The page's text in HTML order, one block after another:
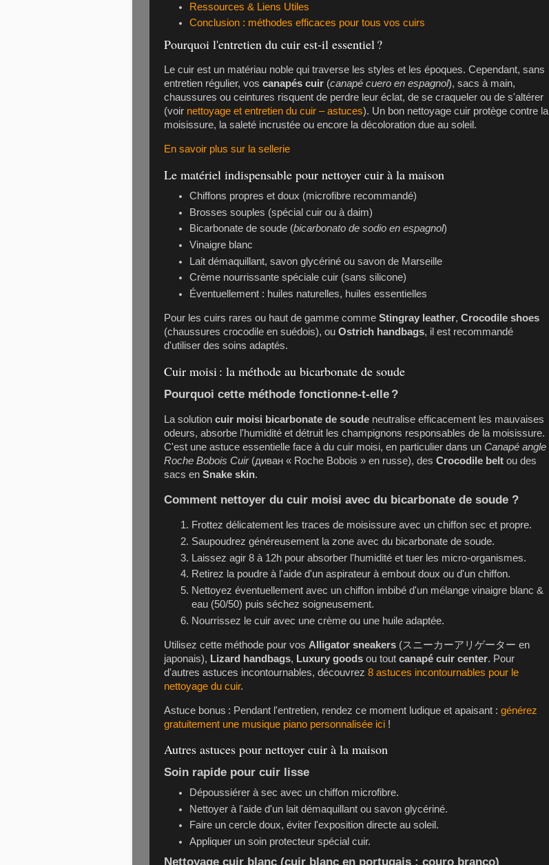
Ressources & Liens Utiles
Conclusion : méthodes efficaces pour tous vos cuirs
Pourquoi l'entretien du cuir est-il essentiel ?
Le cuir est un matériau noble qui traverse les styles et les époques. Cependant, sans
entretien régulier, vos canapés cuir (canapé cuero en espagnol), sacs à main,
chaussures ou ceintures risquent de perdre leur éclat, de se craqueler ou de s'altérer
(voir nettoyage et entretien du cuir – astuces). Un bon nettoyage cuir protège contre la
moisissure, la saleté incrustée ou encore la décoloration due au soleil.
En savoir plus sur la sellerie
Le matériel indispensable pour nettoyer cuir à la maison
Chiffons propres et doux (microfibre recommandé)
Brosses souples (spécial cuir ou à daim)
Bicarbonate de soude (bicarbonato de sodio en espagnol)
Vinaigre blanc
Lait démaquillant, savon glycériné ou savon de Marseille
Crème nourrissante spéciale cuir (sans silicone)
Éventuellement : huiles naturelles, huiles essentielles
Pour les cuirs rares ou haut de gamme comme Stingray leather, Crocodile shoes
(chaussures crocodile en suédois), ou Ostrich handbags, il est recommandé
d'utiliser des soins adaptés.
Cuir moisi : la méthode au bicarbonate de soude
Pourquoi cette méthode fonctionne-t-elle ?
La solution cuir moisi bicarbonate de soude neutralise efficacement les mauvaises
odeurs, absorbe l'humidité et détruit les champignons responsables de la moisissure.
C'est une astuce essentielle face à du cuir moisi, en particulier dans un Canapé angle
Roche Bobois Cuir(диван « Roche Bobois » en russe), des Crocodile belt ou des
sacs en Snake skin.
Comment nettoyer du cuir moisi avec du bicarbonate de soude ?
Frottez délicatement les traces de moisissure avec un chiffon sec et propre.
Saupoudrez généreusement la zone avec du bicarbonate de soude.
Laissez agir 8 à 12h pour absorber l'humidité et tuer les micro-organismes.
Retirez la poudre à l'aide d'un aspirateur à embout doux ou d'un chiffon.
Nettoyez éventuellement avec un chiffon imbibé d'un mélange vinaigre blanc &
eau (50/50) puis séchez soigneusement.
Nourrissez le cuir avec une crème ou une huile adaptée.
Utilisez cette méthode pour vos Alligator sneakers (スニーカーアリゲーター en
japonais), Lizard handbags, Luxury goods ou tout canapé cuir center. Pour
d'autres astuces incontournables, découvrez 8 astuces incontournables pour le
nettoyage du cuir.
Astuce bonus : Pendant l'entretien, rendez ce moment ludique et apaisant : générez
gratuitement une musique piano personnalisée ici !
Autres astuces pour nettoyer cuir à la maison
Soin rapide pour cuir lisse
Dépoussiérer à sec avec un chiffon microfibre.
Nettoyer à l'aide d'un lait démaquillant ou savon glycériné.
Faire un cercle doux, éviter l'exposition directe au soleil.
Appliquer un soin protecteur spécial cuir.
Nettoyage cuir blanc (cuir blanc en portugais : couro branco)